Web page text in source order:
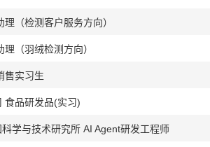
（检测客户服务方向）
（羽绒检测方向）
售实习生
食品研发品(实习)
学与技术研究所 AI Agent研发工程师